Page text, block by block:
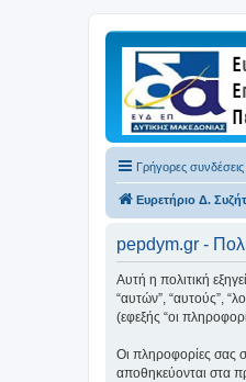
Γρήγορες συνδέσεις
Ευρετήριο Δ.
pepdym.gr -
Αυτή η πολιτική
“αυτών”, “αυτούς”,
(εφεξής “οι
Οι πληροφορίες σας
αποθηκεύονται στα